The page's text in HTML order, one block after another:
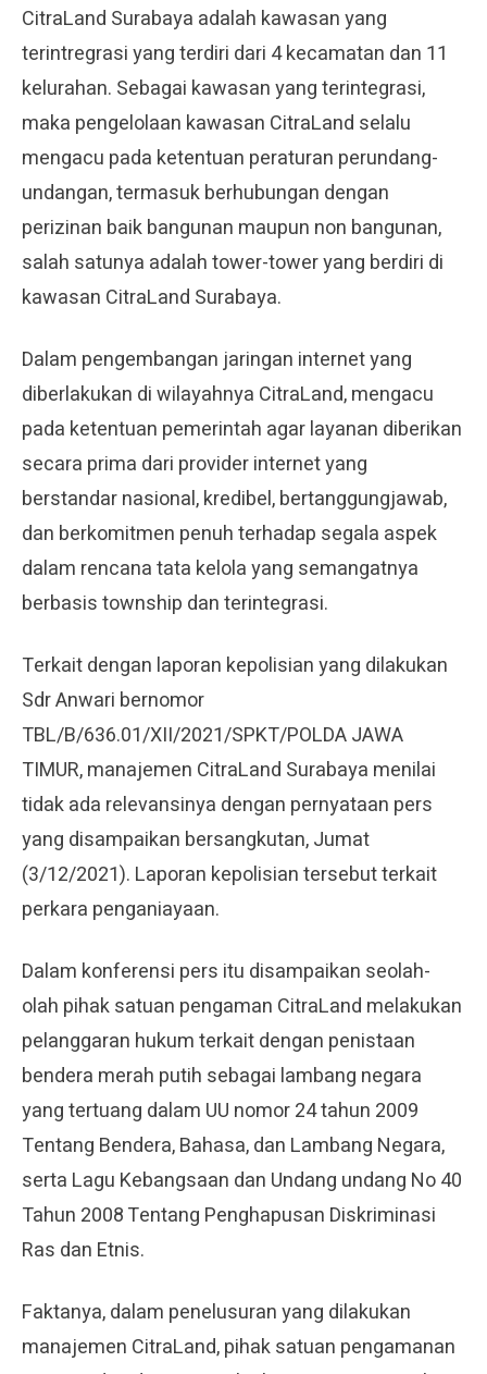
CitraLand Surabaya adalah kawasan yang
terintregrasi yang terdiri dari 4 kecamatan dan 11
kelurahan. Sebagai kawasan yang terintegrasi,
maka pengelolaan kawasan CitraLand selalu
mengacu pada ketentuan peraturan perundang-
undangan, termasuk berhubungan dengan
perizinan baik bangunan maupun non bangunan,
salah satunya adalah tower-tower yang berdiri di
kawasan CitraLand Surabaya.
Dalam pengembangan jaringan internet yang
diberlakukan di wilayahnya CitraLand, mengacu
pada ketentuan pemerintah agar layanan diberikan
secara prima dari provider internet yang
berstandar nasional, kredibel, bertanggungjawab,
dan berkomitmen penuh terhadap segala aspek
dalam rencana tata kelola yang semangatnya
berbasis township dan terintegrasi.
Terkait dengan laporan kepolisian yang dilakukan
Sdr Anwari bernomor
TBL/B/636.01/XII/2021/SPKT/POLDA JAWA
TIMUR, manajemen CitraLand Surabaya menilai
tidak ada relevansinya dengan pernyataan pers
yang disampaikan bersangkutan, Jumat
(3/12/2021). Laporan kepolisian tersebut terkait
perkara penganiayaan.
Dalam konferensi pers itu disampaikan seolah-
olah pihak satuan pengaman CitraLand melakukan
pelanggaran hukum terkait dengan penistaan
bendera merah putih sebagai lambang negara
yang tertuang dalam UU nomor 24 tahun 2009
Tentang Bendera, Bahasa, dan Lambang Negara,
serta Lagu Kebangsaan dan Undang undang No 40
Tahun 2008 Tentang Penghapusan Diskriminasi
Ras dan Etnis.
Faktanya, dalam penelusuran yang dilakukan
manajemen CitraLand, pihak satuan pengamanan